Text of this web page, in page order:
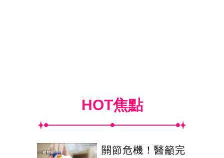
HOT焦點
關節危機！醫籲完